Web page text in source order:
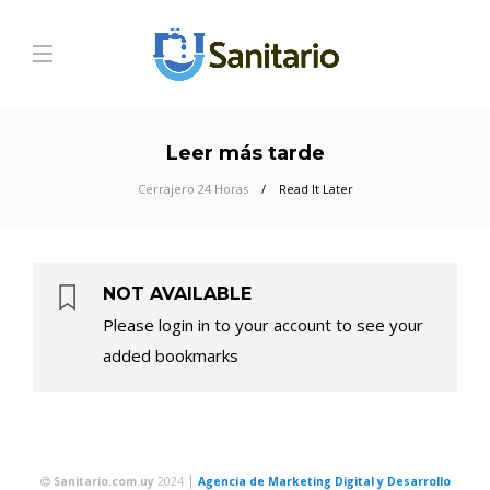
Leer más tarde
Cerrajero 24 Horas Read It Later
NOT AVAILABLE
Please login in to your account to see your
added bookmarks
Sanitario.com.uy 2024| Agencia de Marketing Digital y Desarrollo